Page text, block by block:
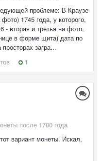
проблеме: В Краузе
1745 года, у которого,
- вторая и третья на фото,
в форме щита) дата по
загра...
1
после 1700 года
вариант монеты. Искал,